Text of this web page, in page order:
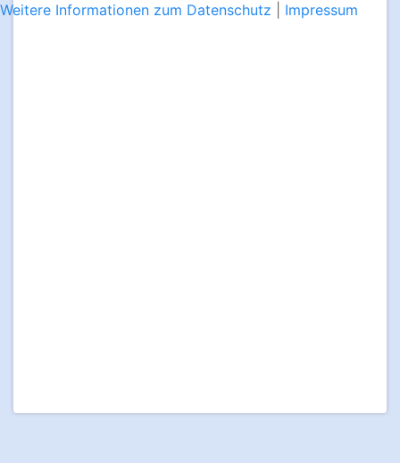
Weitere Informationen zum Datenschutz
Impressum